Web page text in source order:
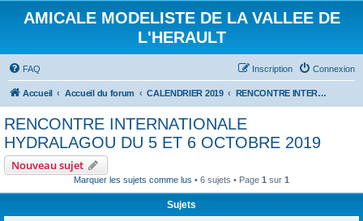
AMICALE MODELISTE DE LA VALLEE DE
L'HERAULT
FAQ Connexion
Inscription
Accueil Accueil du forum CALENDRIER 2019 RENCONTRE INTERNATIONALE HYDRALAGOU DU 5 ET 6 OCTOBRE 2019
RENCONTRE INTERNATIONALE
HYDRALAGOU DU 5 ET 6 OCTOBRE 2019
Nouveau sujet
Marquer les sujets comme lus • 6 sujets • Page 1 sur 1
Sujets